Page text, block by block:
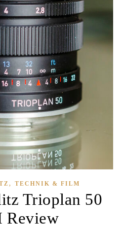
, TECHNIK & FILM
Trioplan 50
Review